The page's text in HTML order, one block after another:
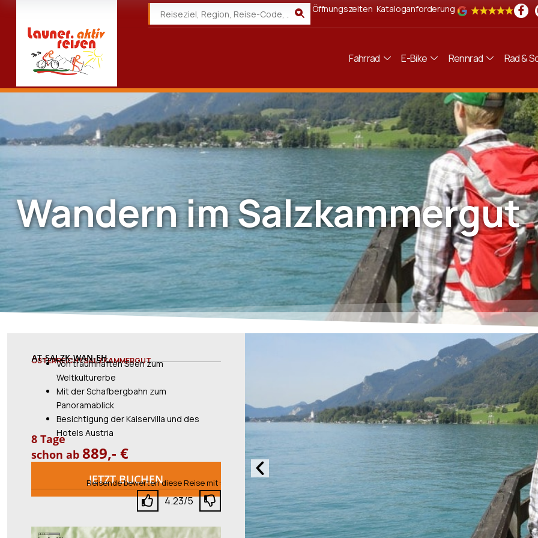
Öffnungszeiten Kataloganforderung
Fahrrad E-Bike Rennrad Rad &
Wandern im Salzkammergut
ÖSTERREICH | SALZKAMMERGUT
AT-SALZK-WAN-EH
Von traumhaften Seen zum
Weltkulturerbe
Mit der Schafbergbahn zum
Panoramablick
Besichtigung der Kaiservilla und des
Hotels Austria
8 Tage
schon ab 889,- €
JETZT BUCHEN
Reisende bewerten diese Reise mit:
4.23/5
Voriger